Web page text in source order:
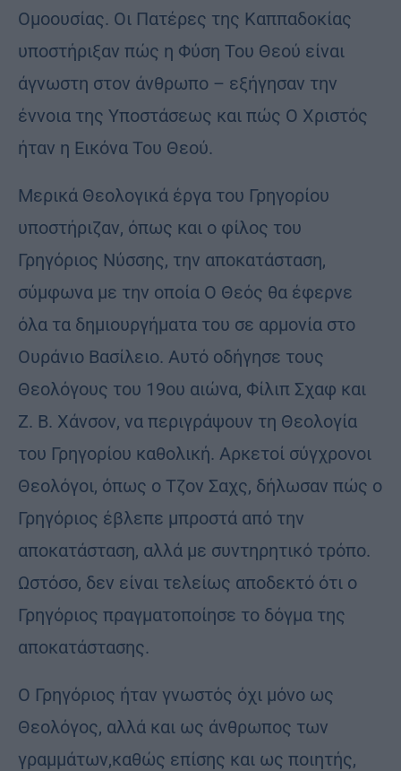
Ομοουσίας. Οι Πατέρες της Καππαδοκίας
υποστήριξαν πώς η Φύση Του Θεού είναι
άγνωστη στον άνθρωπο – εξήγησαν την
έννοια της Υποστάσεως και πώς Ο Χριστός
ήταν η Εικόνα Του Θεού.
Μερικά Θεολογικά έργα του Γρηγορίου
υποστήριζαν, όπως και ο φίλος του
Γρηγόριος Νύσσης, την αποκατάσταση,
σύμφωνα με την οποία Ο Θεός θα έφερνε
όλα τα δημιουργήματα του σε αρμονία στο
Ουράνιο Βασίλειο. Αυτό οδήγησε τους
Θεολόγους του 19ου αιώνα, Φίλιπ Σχαφ και
Ζ. Β. Χάνσον, να περιγράψουν τη Θεολογία
του Γρηγορίου καθολική. Αρκετοί σύγχρονοι
Θεολόγοι, όπως ο Τζον Σαχς, δήλωσαν πώς ο
Γρηγόριος έβλεπε μπροστά από την
αποκατάσταση, αλλά με συντηρητικό τρόπο.
Ωστόσο, δεν είναι τελείως αποδεκτό ότι ο
Γρηγόριος πραγματοποίησε το δόγμα της
αποκατάστασης.
Ο Γρηγόριος ήταν γνωστός όχι μόνο ως
Θεολόγος, αλλά και ως άνθρωπος των
γραμμάτων,καθώς επίσης και ως ποιητής,